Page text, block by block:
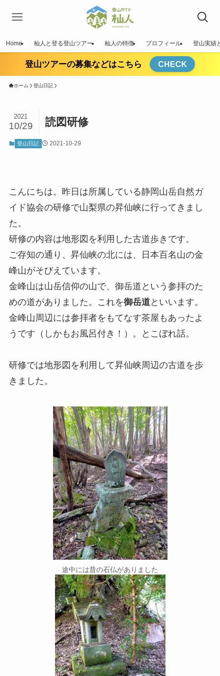
Home 杣人と登る登山ツアー 杣人の特徴 プロフィール 登山実績
登山ツアーの募集などはこちら CHECK
ホーム 登山日記
読図研修
2021
10/29
登山日記 2021-10-29
こんにちは。昨日は所属している静岡山岳自然ガ
イド協会の研修で山梨県の昇仙峡に行ってきまし
た。
研修の内容は地形図を利用した古道歩きです。
ご存知の通り、昇仙峡の北には、日本百名山の金
峰山がそびえています。
金峰山は山岳信仰の山で、御岳道という参拝のた
めの道がありました。これを御岳道といいます。
金峰山周辺には参拝者をもてなす茶屋もあったよ
うです（しかもお風呂付き！）。とこぼれ話。
研修では地形図を利用して昇仙峡周辺の古道を歩
きました。
途中には昔の石仏がありました